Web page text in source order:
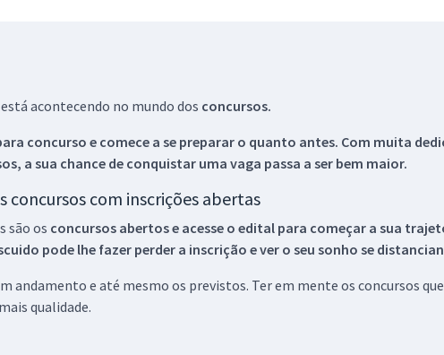
acontecendo no mundo dos concursos.
concurso e comece a se preparar o quanto antes. Com muita
a sua chance de conquistar uma vaga passa a ser bem maior.
concursos com inscrições abertas
são os concursos abertos e acesse o edital para começar a sua
pode lhe fazer perder a inscrição e ver o seu sonho se
andamento e até mesmo os previstos. Ter em mente os concursos
qualidade.